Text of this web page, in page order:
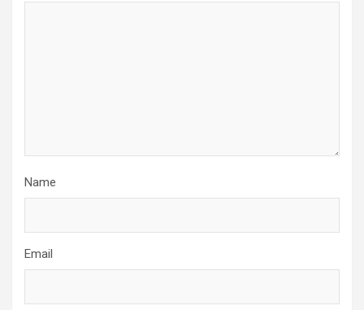
Name
Email